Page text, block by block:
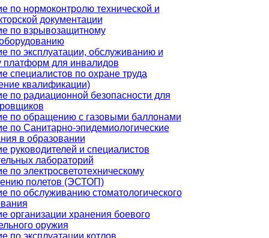
по нормоконтролю технической и
документации
по взрывозащитному
по эксплуатации, обслуживанию и
платформ для инвалидов
специалистов по охране труда
квалификации)
по радиационной безопасности для
по обращению с газовыми баллонами
по Санитарно-эпидемиологические
в образовании
руководителей и специалистов
лабораторий
по электросветотехническому
полетов (ЭСТОП)
по обслуживанию стоматологического
организации хранения боевого
оружия
по эксплуатации котлов